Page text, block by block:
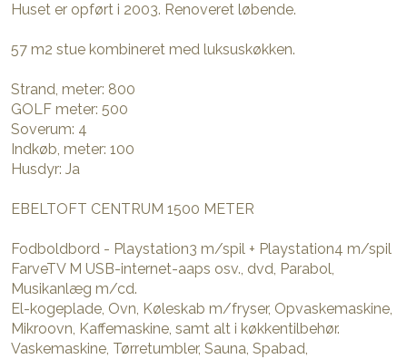
Huset er opført i 2003. Renoveret løbende.
57 m2 stue kombineret med luksuskøkken.
Strand, meter: 800
GOLF meter: 500
Soverum: 4
Indkøb, meter: 100
Husdyr: Ja
EBELTOFT CENTRUM 1500 METER
Fodboldbord - Playstation3 m/spil + Playstation4 m/spil
FarveTV M USB-internet-aaps osv., dvd, Parabol,
Musikanlæg m/cd.
El-kogeplade, Ovn, Køleskab m/fryser, Opvaskemaskine,
Mikroovn, Kaffemaskine, samt alt i køkkentilbehør.
Vaskemaskine, Tørretumbler, Sauna, Spabad,